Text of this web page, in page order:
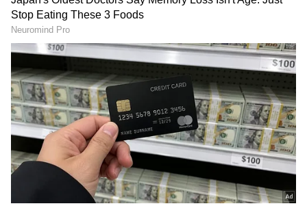
ಯೋಗಕ್ಕೆ 5000 ವರ್ಷಗಳ ಇತಿಹಾಸವಿದೆ!
ಯೋಗ ಎನ್ನುವುದು ಪುರಾತನ ಭಾರತದ ಜೀವನ ಶೈಲಿಯ
ಅವಿಭಾಜ್ಯ ಅಂಗವಾಗಿದ್ದು 5000 ವರ್ಷಗಳ ಇತಿಹಾಸ
ಹೊಂದಿದೆ. ಮಾನಸಿಕ ದೈಹಿಕ ಮತ್ತು ಆಧ್ಯಾತ್ಮಿಕ
ಆಯಾಮಗಳಿಂದ ಮನುಷ್ಯ ಪರಿಪೂರ್ಣ ಬೆಳವಣ ಗೆ
ಪೂರಕವಾದ ವಾತಾವರಣ ಸೃಷ್ಟಿಸುವ ಯೋಗ ತನ್ನದೇ ಆದ
ವೈಶಿಷ್ಟ್ಯತೆ ಹೊಂದಿರುತ್ತದೆ. ಯೋಗ ಎನ್ನುವ ಶಬ್ದ ‘ಯುಜ್’
ಎಂಬ ಸಂಸ್ಕೃತ ಮೂಲದಿಂದ ಹುಟ್ಟಿದ್ದು, ಕೂಡಿಸು, ಜೋಡಿಸು,
ಸೇರಿಸು ಎಂಬ ಮೂಲಾರ್ಥವನ್ನು ನೀಡುತ್ತದೆ. ದೇಹ ಬುದ್ಧಿ,
ಮನಸ್ಸನ್ನು ಒಟ್ಟು ಗೂಡಿಸುವ ಪ್ರಕ್ರಿಯೆಯೇ